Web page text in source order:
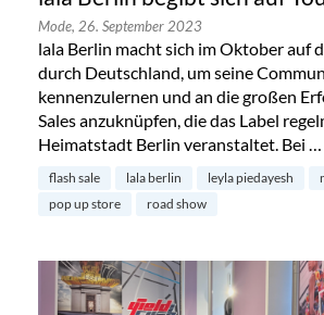
Mode, 26. September 2023
lala Berlin macht sich im Oktober auf
durch Deutschland, um seine
kennenzulernen und an die großen
Sales anzuknüpfen, die das Label
Heimatstadt Berlin veranstaltet. Bei …
flash sale lala berlin leyla piedayesh
pop up store
road show